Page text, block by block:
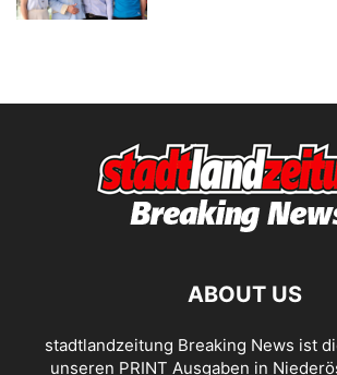
ABOUT US
stadtlandzeitung Breaking News ist
unseren PRINT Ausgaben in